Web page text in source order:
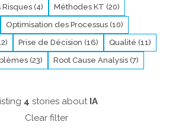
(4)
Méthodes KT (20)
Optimisation des Processus (10)
Prise de Décision (16)
Qualité (11)
(23)
Root Cause Analysis (7)
4 stories about IA
Clear filter